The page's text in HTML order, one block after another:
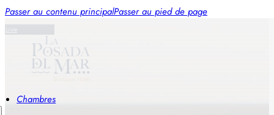
Passer au contenu principalPasser au pied de page
Livre
Chambres